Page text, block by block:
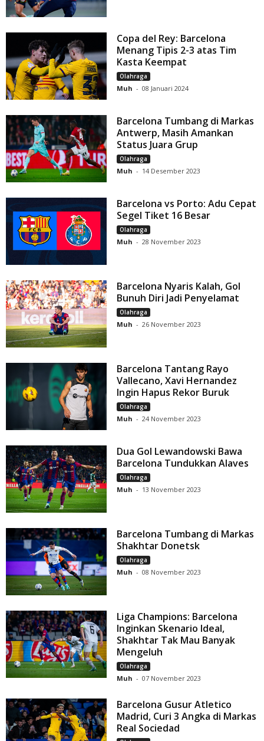
Copa del Rey: Barcelona
Menang Tipis 2-3 atas Tim
Kasta Keempat
Olahraga
Muh - 08 Januari 2024
Barcelona Tumbang di Markas
Antwerp, Masih Amankan
Status Juara Grup
Olahraga
Muh - 14 Desember 2023
Barcelona vs Porto: Adu Cepat
Segel Tiket 16 Besar
Olahraga
Muh - 28 November 2023
Barcelona Nyaris Kalah, Gol
Bunuh Diri Jadi Penyelamat
Olahraga
Muh - 26 November 2023
Barcelona Tantang Rayo
Vallecano, Xavi Hernandez
Ingin Hapus Rekor Buruk
Olahraga
Muh - 24 November 2023
Dua Gol Lewandowski Bawa
Barcelona Tundukkan Alaves
Olahraga
Muh - 13 November 2023
Barcelona Tumbang di Markas
Shakhtar Donetsk
Olahraga
Muh - 08 November 2023
Liga Champions: Barcelona
Inginkan Skenario Ideal,
Shakhtar Tak Mau Banyak
Mengeluh
Olahraga
Muh - 07 November 2023
Barcelona Gusur Atletico
Madrid, Curi 3 Angka di Markas
Real Sociedad